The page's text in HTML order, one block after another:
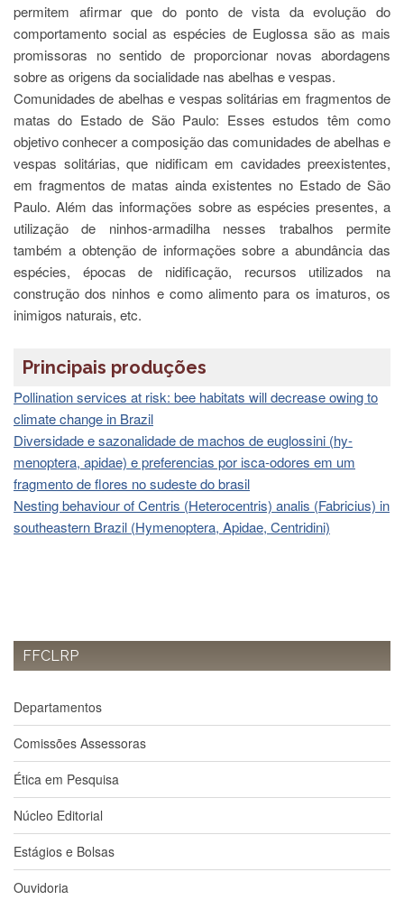
Pró-
Aluno
Sistema
Júpiter
GRADUAÇÃO
Especiais
Atendimento
Online
Auxílio
à
Reitoria
de
Pós-
graduação
Defesas
Diplomas
Disponíveis
Editais
Normas
Teses
PAE
(CAPES)
Programas
Twitter
PESQUISA
Comissão
permitem afirmar que do ponto de vista da evolução do
comportamento social as espécies de Euglossa são as mais
promissoras no sentido de proporcionar novas abordagens
sobre as origens da socialidade nas abelhas e vespas.
Comunidades de abelhas e vespas solitárias em fragmentos de
matas do Estado de São Paulo: Esses estudos têm como
objetivo conhecer a composição das comunidades de abelhas e
vespas solitárias, que nidificam em cavidades preexistentes,
em fragmentos de matas ainda existentes no Estado de São
Paulo. Além das informações sobre as espécies presentes, a
utilização de ninhos-armadilha nesses trabalhos permite
também a obtenção de informações sobre a abundância das
espécies, épocas de nidificação, recursos utilizados na
construção dos ninhos e como alimento para os imaturos, os
inimigos naturais, etc.
Principais produções
Pollination services at risk: bee habitats will decrease owing to
climate change in Brazil
Diversidade e sazonalidade de machos de euglossini (hy-
menoptera, apidae) e preferencias por isca-odores em um
fragmento de flores no sudeste do brasil
Nesting behaviour of Centris (Heterocentris) analis (Fabricius) in
southeastern Brazil (Hymenoptera, Apidae, Centridini)
FFCLRP
Departamentos
Comissões Assessoras
Ética em Pesquisa
Núcleo Editorial
Estágios e Bolsas
Ouvidoria